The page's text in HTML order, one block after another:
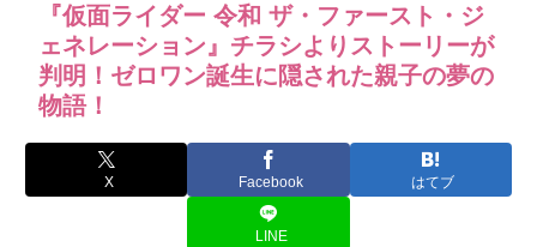
『仮面ライダー 令和 ザ・ファースト・ジ
ェネレーション』チラシよりストーリーが
判明！ゼロワン誕生に隠された親子の夢の
物語！
X Facebook はてブ
LINE